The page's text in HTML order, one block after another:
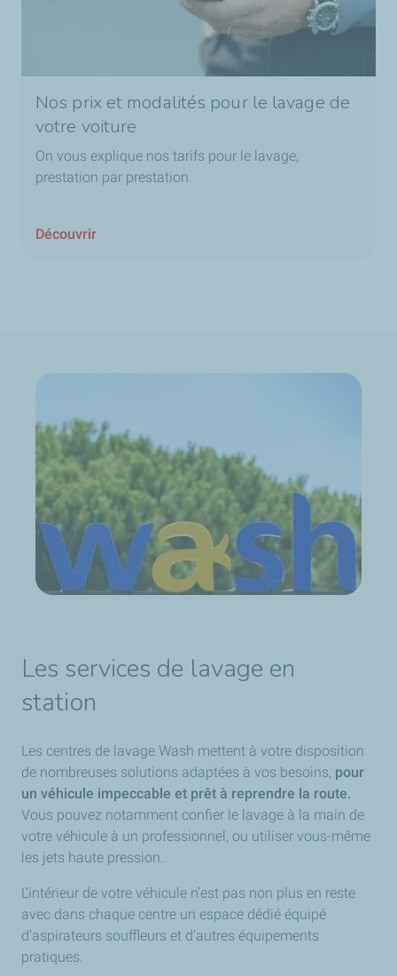
Nos prix et modalités pour le lavage de
votre voiture
On vous explique nos tarifs pour le lavage,
prestation par prestation.
Découvrir
Les services de lavage en
station
Les centres de lavage Wash mettent à votre disposition
de nombreuses solutions adaptées à vos besoins, pour
un véhicule impeccable et prêt à reprendre la route.
Vous pouvez notamment confier le lavage à la main de
votre véhicule à un professionnel, ou utiliser vous-même
les jets haute pression.
L’intérieur de votre véhicule n’est pas non plus en reste
avec dans chaque centre un espace dédié équipé
d’aspirateurs souffleurs et d’autres équipements
pratiques.